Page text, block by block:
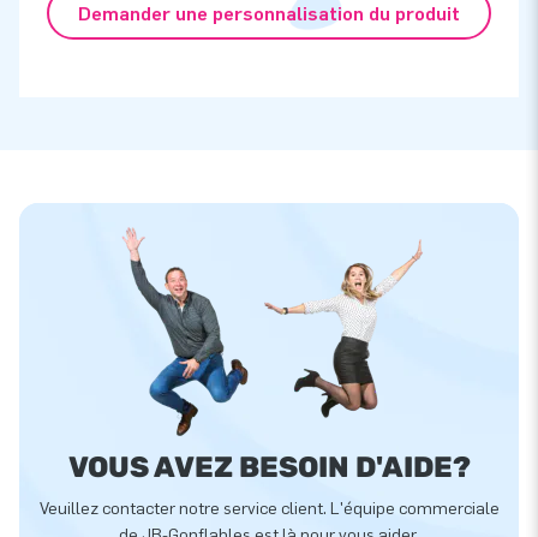
Demander une personnalisation du produit
VOUS AVEZ BESOIN D'AIDE?
Veuillez contacter notre service client. L'équipe commerciale